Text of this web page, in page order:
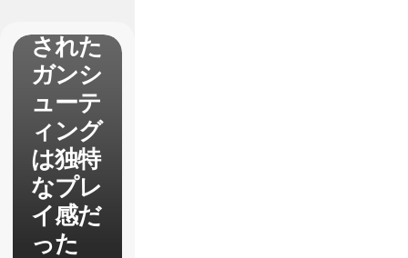
された
ガンシ
ューテ
ィング
は独特
なプレ
イ感だ
った